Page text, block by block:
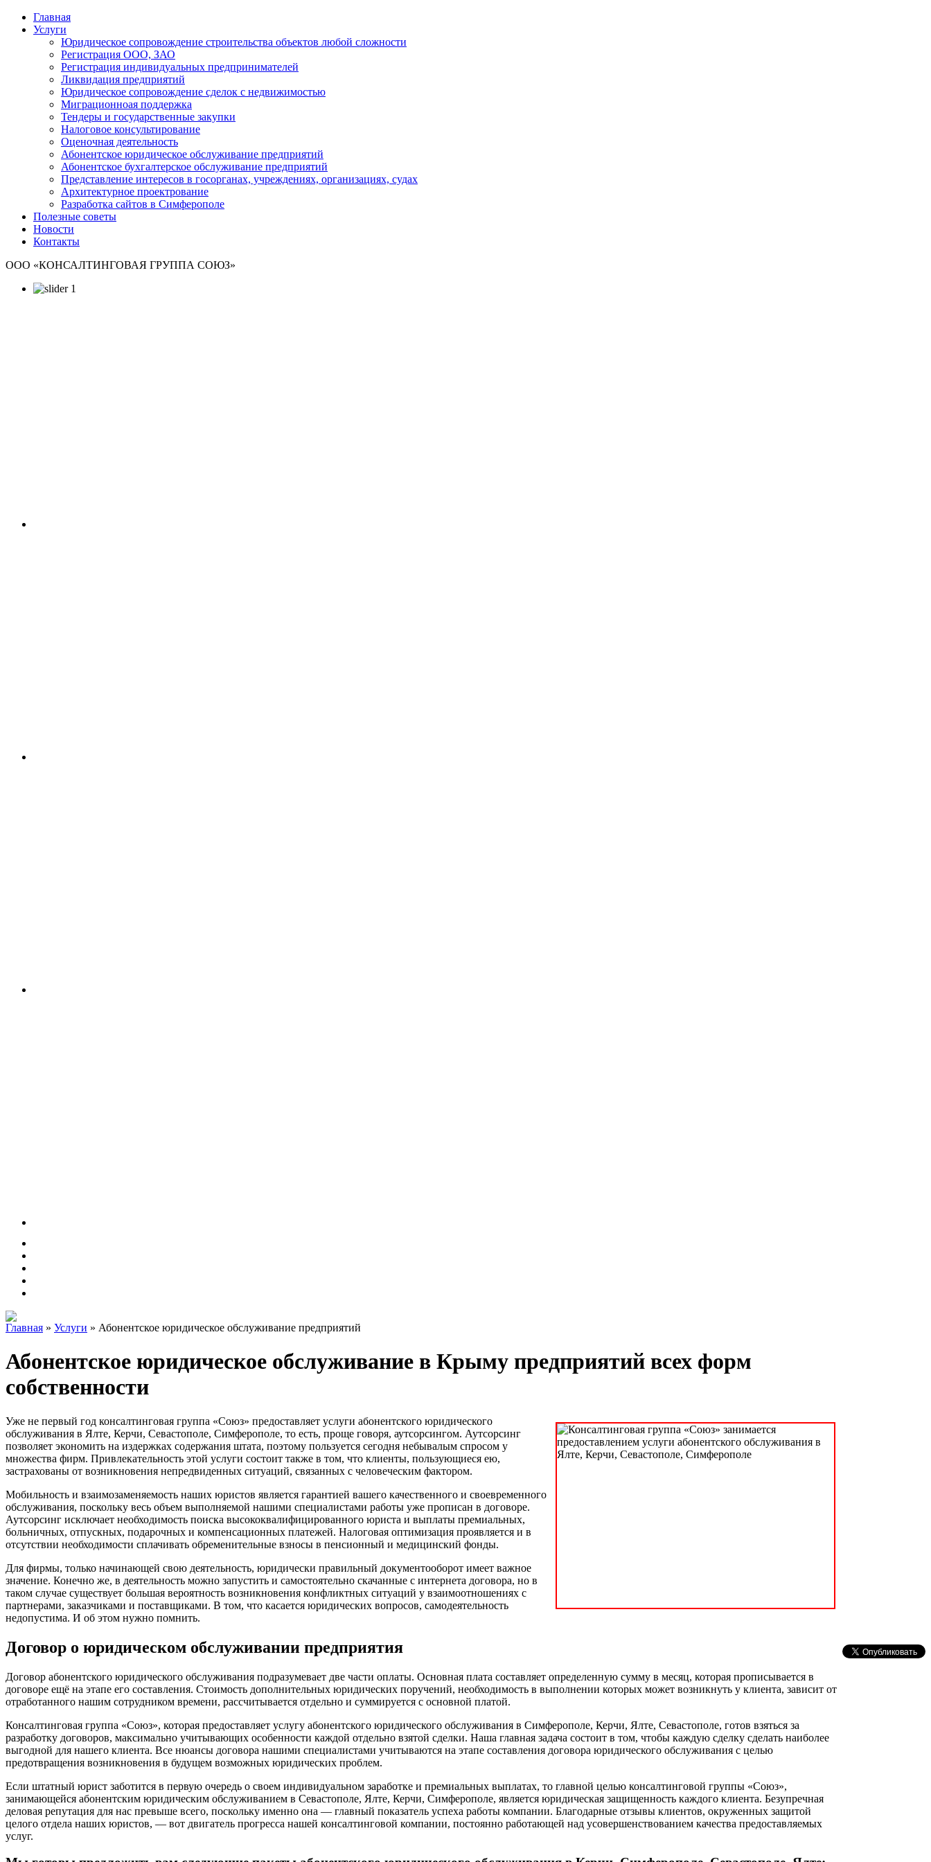
Главная
Услуги
Юридическое сопровождение строительства объектов любой сложности
Регистрация ООО, ЗАО
Регистрация индивидуальных предпринимателей
Ликвидация предприятий
Юридическое сопровождение сделок с недвижимостью
Миграционноая поддержка
Тендеры и государственные закупки
Налоговое консультирование
Оценочная деятельность
Абонентское юридическое обслуживание предприятий
Абонентское бухгалтерское обслуживание предприятий
Представление интересов в госорганах, учреждениях, организациях, судах
Архитектурное проектрование
Разработка сайтов в Симферополе
Полезные советы
Новости
Контакты
ООО «КОНСАЛТИНГОВАЯ ГРУППА СОЮЗ»
Главная » Услуги » Абонентское юридическое обслуживание предприятий
Абонентское юридическое обслуживание в Крыму предприятий всех форм
собственности
Уже не первый год консалтинговая группа «Союз» предоставляет услуги абонентского юридического
обслуживания в Ялте, Керчи, Севастополе, Симферополе, то есть, проще говоря, аутсорсингом. Аутсорсинг
позволяет экономить на издержках содержания штата, поэтому пользуется сегодня небывалым спросом у
множества фирм. Привлекательность этой услуги состоит также в том, что клиенты, пользующиеся ею,
застрахованы от возникновения непредвиденных ситуаций, связанных с человеческим фактором.
Мобильность и взаимозаменяемость наших юристов является гарантией вашего качественного и своевременного
обслуживания, поскольку весь объем выполняемой нашими специалистами работы уже прописан в договоре.
Аутсорсинг исключает необходимость поиска высококвалифицированного юриста и выплаты премиальных,
больничных, отпускных, подарочных и компенсационных платежей. Налоговая оптимизация проявляется и в
отсутствии необходимости сплачивать обременительные взносы в пенсионный и медицинский фонды.
Для фирмы, только начинающей свою деятельность, юридически правильный документооборот имеет важное
значение. Конечно же, в деятельность можно запустить и самостоятельно скачанные с интернета договора, но в
таком случае существует большая вероятность возникновения конфликтных ситуаций у взаимоотношениях с
партнерами, заказчиками и поставщиками. В том, что касается юридических вопросов, самодеятельность
недопустима. И об этом нужно помнить.
Договор о юридическом обслуживании предприятия
Договор абонентского юридического обслуживания подразумевает две части оплаты. Основная плата составляет определенную сумму в месяц, которая прописывается в
договоре ещё на этапе его составления. Стоимость дополнительных юридических поручений, необходимость в выполнении которых может возникнуть у клиента, зависит от
отработанного нашим сотрудником времени, рассчитывается отдельно и суммируется с основной платой.
Консалтинговая группа «Союз», которая предоставляет услугу абонентского юридического обслуживания в Симферополе, Керчи, Ялте, Севастополе, готов взяться за
разработку договоров, максимально учитывающих особенности каждой отдельно взятой сделки. Наша главная задача состоит в том, чтобы каждую сделку сделать наиболее
выгодной для нашего клиента. Все нюансы договора нашими специалистами учитываются на этапе составления договора юридического обслуживания с целью
предотвращения возникновения в будущем возможных юридических проблем.
Если штатный юрист заботится в первую очередь о своем индивидуальном заработке и премиальных выплатах, то главной целью консалтинговой группы «Союз»,
занимающейся абонентским юридическим обслуживанием в Севастополе, Ялте, Керчи, Симферополе, является юридическая защищенность каждого клиента. Безупречная
деловая репутация для нас превыше всего, поскольку именно она — главный показатель успеха работы компании. Благодарные отзывы клиентов, окруженных защитой
целого отдела наших юристов, — вот двигатель прогресса нашей консалтинговой компании, постоянно работающей над усовершенствованием качества предоставляемых
услуг.